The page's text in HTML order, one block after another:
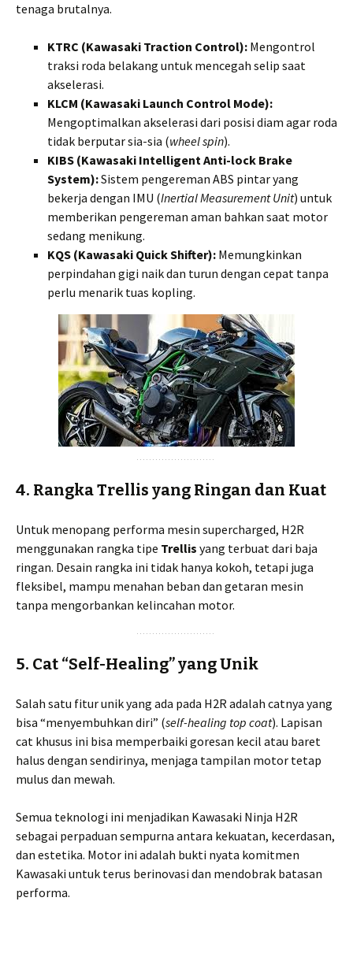
tenaga brutalnya.
KTRC (Kawasaki Traction Control): Mengontrol
traksi roda belakang untuk mencegah selip saat
akselerasi.
KLCM (Kawasaki Launch Control Mode):
Mengoptimalkan akselerasi dari posisi diam agar roda
tidak berputar sia-sia (wheel spin).
KIBS (Kawasaki Intelligent Anti-lock Brake
System):Sistem pengereman ABS pintar yang
bekerja dengan IMU (Inertial Measurement Unit) untuk
memberikan pengereman aman bahkan saat motor
sedang menikung.
KQS (Kawasaki Quick Shifter): Memungkinkan
perpindahan gigi naik dan turun dengan cepat tanpa
perlu menarik tuas kopling.
4. Rangka Trellis yang Ringan dan Kuat
Untuk menopang performa mesin supercharged, H2R
menggunakan rangka tipe Trellis yang terbuat dari baja
ringan. Desain rangka ini tidak hanya kokoh, tetapi juga
fleksibel, mampu menahan beban dan getaran mesin
tanpa mengorbankan kelincahan motor.
5. Cat “Self-Healing” yang Unik
Salah satu fitur unik yang ada pada H2R adalah catnya yang
bisa “menyembuhkan diri” (self-healing top coat). Lapisan
cat khusus ini bisa memperbaiki goresan kecil atau baret
halus dengan sendirinya, menjaga tampilan motor tetap
mulus dan mewah.
Semua teknologi ini menjadikan Kawasaki Ninja H2R
sebagai perpaduan sempurna antara kekuatan, kecerdasan,
dan estetika. Motor ini adalah bukti nyata komitmen
Kawasaki untuk terus berinovasi dan mendobrak batasan
performa.